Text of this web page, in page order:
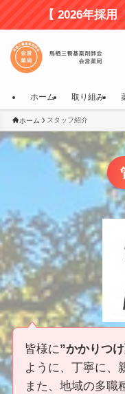
【 2026年採用
ホーム 取り組み
ホーム スタッフ紹介
皆様に”かかりつ
ように、丁寧に、
また、地域の多職